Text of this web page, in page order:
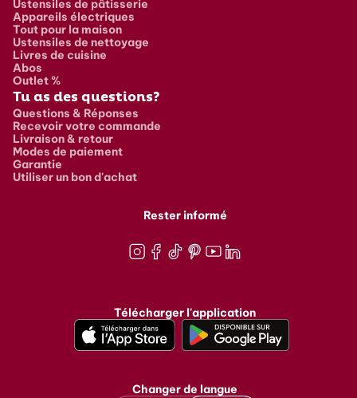
Ustensiles de pâtisserie
Appareils électriques
Tout pour la maison
Ustensiles de nettoyage
Livres de cuisine
Abos
Outlet %
Tu as des questions?
Questions & Réponses
Recevoir votre commande
Livraison & retour
Modes de paiement
Garantie
Utiliser un bon d'achat
Rester informé
Télécharger l'application
Changer de langue